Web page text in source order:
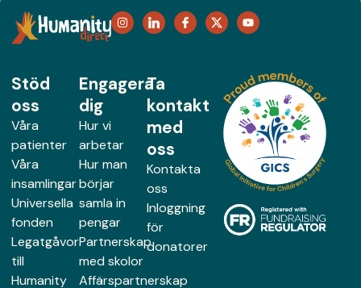
Stöd
oss
Våra
patienter
Våra
insamlingar
Universella
fonden
Legatgåvor
till
Humanity
Engagera
dig
Hur vi
arbetar
Hur man
börjar
samla in
pengar
Partnerskap
med skolor
Affärspartnerskap
Ta
kontakt
med
oss
Kontakta
oss
Inloggning
för
donatorer